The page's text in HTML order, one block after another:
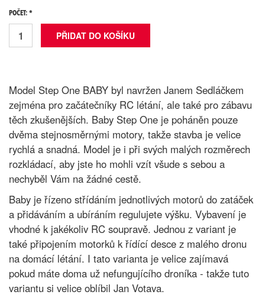
POČET: *
Model Step One BABY byl navržen Janem Sedláčkem
zejména pro začátečníky RC létání, ale také pro zábavu
těch zkušenějších. Baby Step One je poháněn pouze
dvěma stejnosměrnými motory, takže stavba je velice
rychlá a snadná. Model je i při svých malých rozměrech
rozkládací, aby jste ho mohli vzít všude s sebou a
nechyběl Vám na žádné cestě.
Baby je řízeno střídáním jednotlivých motorů do zatáček
a přidáváním a ubíráním regulujete výšku. Vybavení je
vhodné k jakékoliv RC soupravě. Jednou z variant je
také připojením motorků k řídící desce z malého dronu
na domácí létání. I tato varianta je velice zajímavá
pokud máte doma už nefungujícího droníka - takže tuto
variantu si velice oblíbil Jan Votava.